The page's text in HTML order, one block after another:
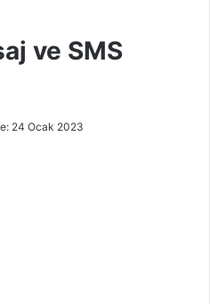
ve SMS
24 Ocak 2023